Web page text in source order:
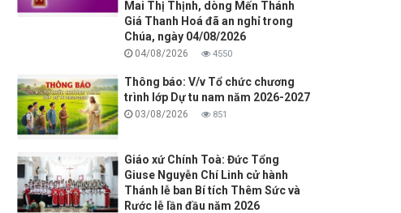
Mai Thị Thịnh, dòng Mến Thánh
Giá Thanh Hoá đã an nghỉ trong
Chúa, ngày 04/08/2026
04/08/2026 4550
Thông báo: V/v Tổ chức chương
trình lớp Dự tu nam năm 2026-2027
03/08/2026 851
Giáo xứ Chính Toà: Đức Tổng
Giuse Nguyễn Chí Linh cử hành
Thánh lễ ban Bí tích Thêm Sức và
Rước lễ lần đầu năm 2026